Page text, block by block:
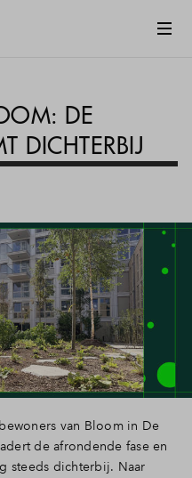
DE
DICHTERBIJ
van Bloom in De
de afrondende fase en
steeds dichterbij. Naar